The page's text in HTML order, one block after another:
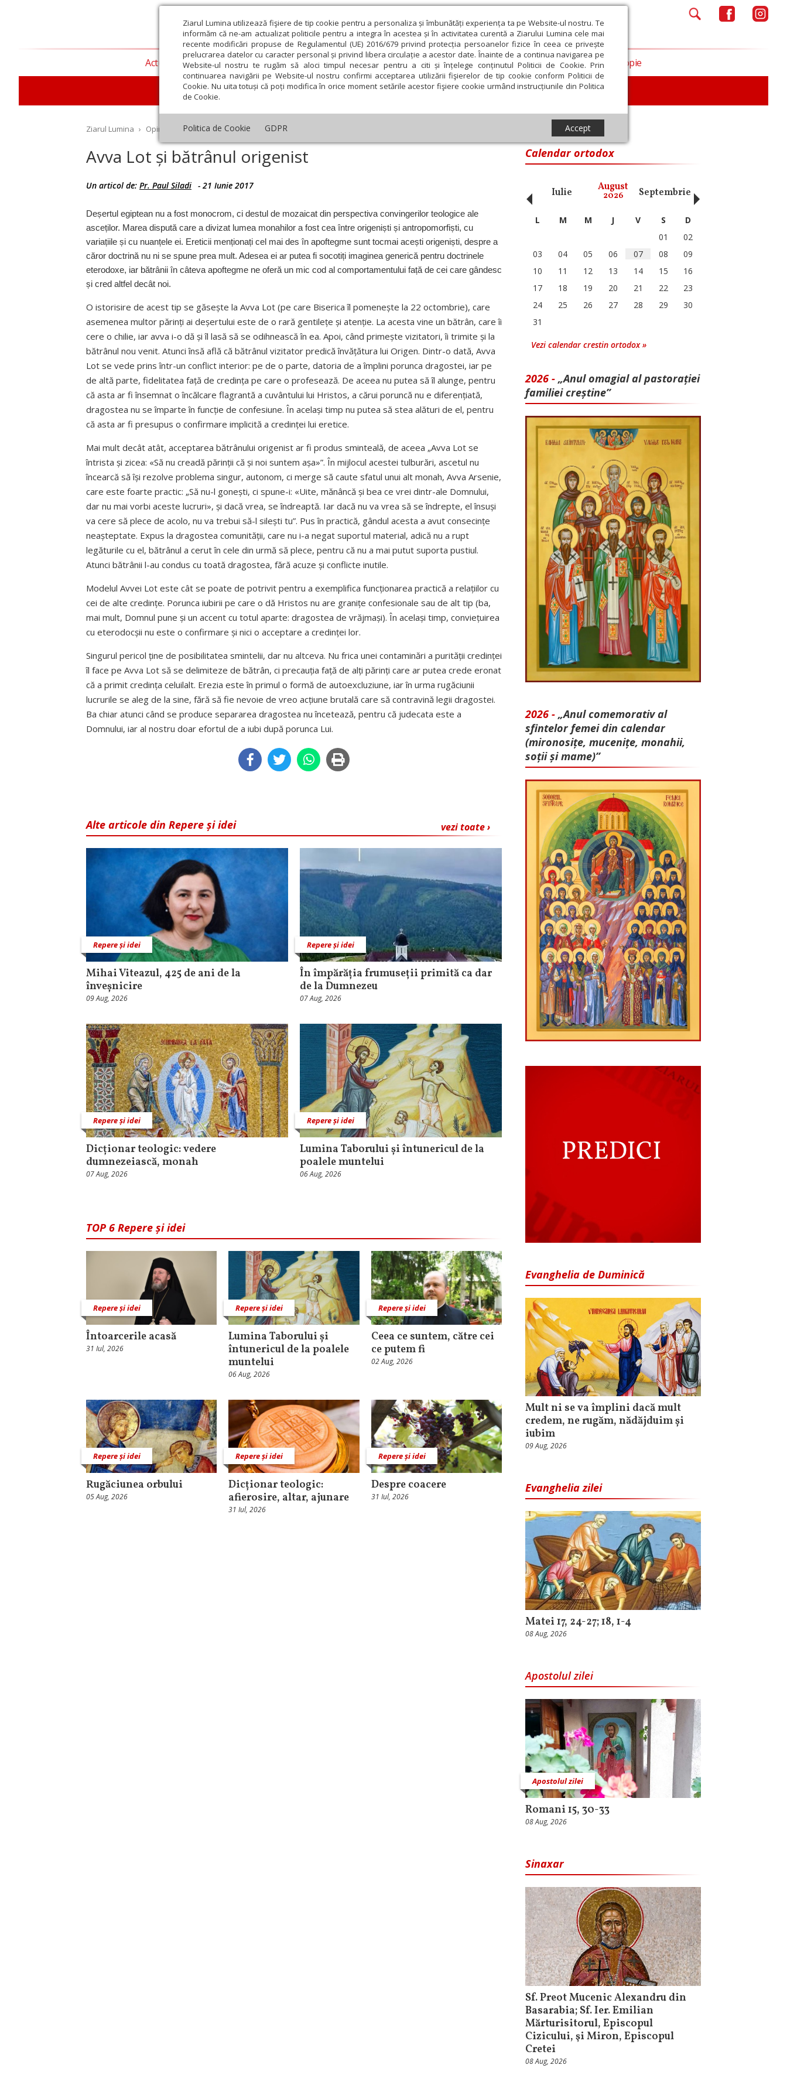
Ziarul Lumina utilizează fişiere de tip cookie pentru a personaliza și îmbunătăți experiența ta pe Website-ul nostru. Te
informăm că ne-am actualizat politicile pentru a integra în acestea și în activitatea curentă a Ziarului Lumina cele mai
recente modificări propuse de Regulamentul (UE) 2016/679 privind protecția persoanelor fizice în ceea ce privește
prelucrarea datelor cu caracter personal și privind libera circulație a acestor date. Înainte de a continua navigarea pe
Website-ul nostru te rugăm să aloci timpul necesar pentru a citi și înțelege conținutul Politicii de Cookie. Prin
continuarea navigării pe Website-ul nostru confirmi acceptarea utilizării fişierelor de tip cookie conform Politicii de
Cookie. Nu uita totuși că poți modifica în orice moment setările acestor fişiere cookie urmând instrucțiunile din Politica
de Cookie.
Politica de Cookie GDPR Accept
Actualitate religioasă Teologie și spiritualitate Educaţie și Cultură Societate Opinii
Editorial Repere și idei Pilda zilei
Filantropie
Ziarul Lumina › Opinii Repere și idei › Avva Lot și bătrânul origenist
Avva Lot și bătrânul origenist
Un articol de: Pr. Paul Siladi - 21 Iunie 2017
Deșertul egiptean nu a fost monocrom, ci destul de mozaicat din perspectiva convingerilor teologice ale
asceților. Marea dispută care a divizat lumea monahilor a fost cea între origeniști și antro­pomorfiști, cu
variațiile și cu nuanțele ei. Ereticii menționați cel mai des în apoftegme sunt tocmai acești origeniști, despre a
căror doctrină nu ni se spune prea mult. Adesea ei ar putea fi socotiți imaginea generică pentru doctrinele
eterodoxe, iar bătrânii în câteva apoftegme ne oferă un mic cod al comportamentului față de cei care gândesc
și cred altfel decât noi.
O istorisire de acest tip se găsește la Avva Lot (pe care Biserica îl pomenește la 22 octombrie), care
asemenea multor părinți ai deșertului este de o rară gentilețe și atenție. La acesta vine un bătrân, care îi
cere o chilie, iar avva i-o dă și îl lasă să se odihnească în ea. Apoi, când primește vizitatori, îi trimite și la
bătrânul nou venit. Atunci însă află că bătrânul vizitator predică învățătura lui Origen. Dintr-o dată, Avva
Lot se vede prins într-un conflict interior: pe de o parte, datoria de a împlini porunca dragostei, iar pe
de altă parte, fidelitatea față de credința pe care o profesează. De aceea nu putea să îl alunge, pentru
că asta ar fi însemnat o încălcare flagrantă a cuvântului lui Hristos, a cărui poruncă nu e diferențiată,
dragostea nu se împarte în funcție de confesiune. În același timp nu putea să stea alături de el, pentru
că asta ar fi presupus o confirmare implicită a credinței lui eretice.
Mai mult decât atât, acceptarea bătrânului origenist ar fi produs sminteală, de aceea „Avva Lot se
întrista și zicea: «Să nu creadă părinții că și noi suntem așa»”. În mijlocul acestei tulburări, ascetul nu
încearcă să își rezolve problema singur, autonom, ci merge să caute sfatul unui alt monah, Avva Arsenie,
care este foarte practic: „Să nu-l gonești, ci spune-i: «Uite, mănâncă și bea ce vrei dintr-ale Domnului,
dar nu mai vorbi aceste lucruri», și dacă vrea, se îndreaptă. Iar dacă nu va vrea să se îndrepte, el însuși
va cere să plece de acolo, nu va trebui să-l silești tu”. Pus în practică, gândul acesta a avut consecințe
neașteptate. Expus la dragostea comunității, care nu i-a negat suportul material, adică nu a rupt
legăturile cu el, bătrânul a cerut în cele din urmă să plece, pentru că nu a mai putut suporta pustiul.
Atunci bătrânii l-au condus cu toată dragostea, fără acuze și conflicte inutile.
Modelul Avvei Lot este cât se poate de potrivit pentru a exemplifica funcționarea practică a relațiilor cu
cei de alte credințe. Porunca iubirii pe care o dă Hristos nu are granițe confesionale sau de alt tip (ba,
mai mult, Domnul pune și un accent cu totul aparte: dragostea de vrăjmași). În același timp, conviețuirea
cu eterodocșii nu este o confirmare și nici o acceptare a credinței lor.
Singurul pericol ține de posibilitatea smintelii, dar nu altceva. Nu frica unei contaminări a purității credinței
îl face pe Avva Lot să se delimiteze de bătrân, ci precauția față de alți părinți care ar putea crede eronat
că a primit credința celuilalt. Erezia este în primul o formă de autoexcluziune, iar în urma rugăciunii
lucrurile se aleg de la sine, fără să fie nevoie de vreo acțiune brutală care să contravină legii dragostei.
Ba chiar atunci când se produce separarea dragostea nu încetează, pentru că judecata este a
Domnului, iar al nostru doar efortul de a iubi după porunca Lui.
vezi toate ›
Alte articole din Repere și idei
Repere și idei
Mihai Viteazul, 425 de ani de la
înveșnicire
09 Aug, 2026
Repere și idei
În împărăția frumuseții primită ca dar
de la Dumnezeu
07 Aug, 2026
Repere și idei
Dicționar teologic: vedere
dumnezeiască, monah
07 Aug, 2026
Repere și idei
Lumina Taborului și întunericul de la
poalele muntelui
06 Aug, 2026
TOP 6 Repere și idei
Repere și idei
Întoarcerile acasă
31 Iul, 2026
Repere și idei
Lumina Taborului și
întunericul de la poalele
muntelui
06 Aug, 2026
Repere și idei
Ceea ce suntem, către cei
ce putem fi
02 Aug, 2026
Repere și idei
Rugăciunea orbului
05 Aug, 2026
Repere și idei
Dicționar teologic:
afierosire, altar, ajunare
31 Iul, 2026
Repere și idei
Despre coacere
31 Iul, 2026
Calendar ortodox
Octombrie Noiembrie Decembrie Ianuarie Iulie August
2026 Septembrie Octombrie
‹ L M M J V S
D
01
02
03
04 05 06 07 08
09
10
11 12 13 14 15
16
17
18 19 20 21 22
23
24
25 26 27 28 29
30
31
Vezi calendar crestin ortodox »
2026 - „Anul omagial al pastorației
familiei creștine”
2026 - „Anul comemorativ al
sfintelor femei din calendar
(mironosițe, mu­cenițe, monahii,
soții și mame)”
Evanghelia de Duminică
Mult ni se va împlini dacă mult
credem, ne rugăm, nădăjduim și
iubim
09 Aug, 2026
Evanghelia zilei
Matei 17, 24-27; 18, 1-4
08 Aug, 2026
Apostolul zilei
Apostolul zilei
Romani 15, 30-33
08 Aug, 2026
Sinaxar
Sf. Preot Mucenic Alexandru din
Basarabia; Sf. Ier. Emilian
Mărturisitorul, Episcopul
Cizicului, şi Miron, Episcopul
Cretei
08 Aug, 2026